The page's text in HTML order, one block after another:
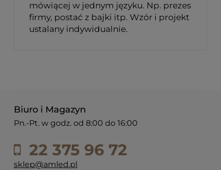
mówiącej w jednym języku. Np. prezes
firmy, postać z bajki itp. Wzór i projekt
ustalany indywidualnie.
Biuro i Magazyn
Pn.-Pt. w godz. od 8:00 do 16:00
22 375 96 72
sklep@amled.pl